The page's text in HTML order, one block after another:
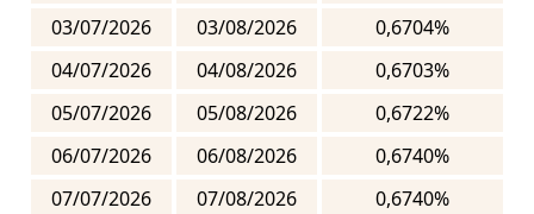
03/07/2026
03/08/2026
0,6704%
04/07/2026
04/08/2026
0,6703%
05/07/2026
05/08/2026
0,6722%
06/07/2026
06/08/2026
0,6740%
07/07/2026
07/08/2026
0,6740%